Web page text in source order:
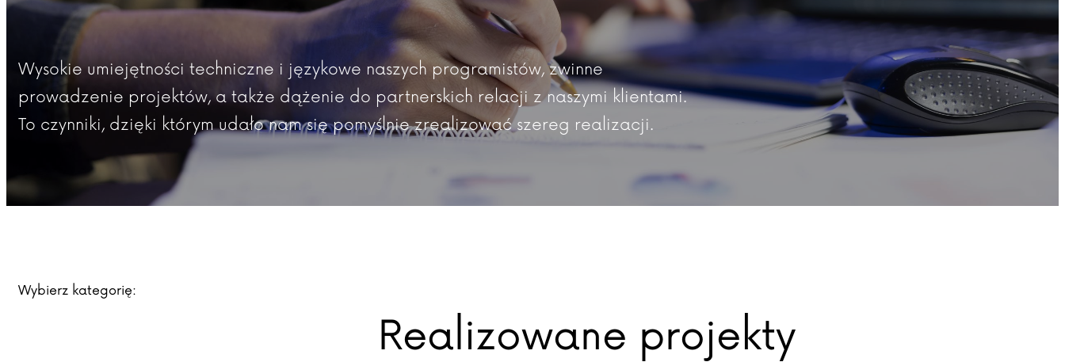
Wysokie umiejętności techniczne i językowe naszych programistów, zwinne
prowadzenie projektów, a także dążenie do partnerskich relacji z naszymi klientami.
To czynniki, dzięki którym udało nam się pomyślnie zrealizować szereg realizacji.
Wybierz kategorię:
Realizowane projekty